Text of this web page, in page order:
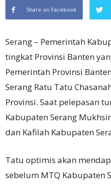
Share on Facebook
Serang – Pemerintah
tingkat Provinsi Banten
Pemerintah Provinsi
Serang Ratu Tatu
Provinsi. Saat pelepasan
Kabupaten Serang
dan Kafilah Kabupaten
Tatu optimis akan
sebelum MTQ Kabupaten